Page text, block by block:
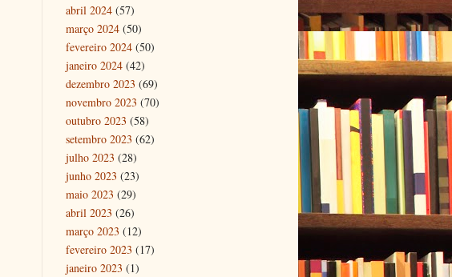
abril 2024 (57)
março 2024 (50)
fevereiro 2024 (50)
janeiro 2024 (42)
dezembro 2023 (69)
novembro 2023 (70)
outubro 2023 (58)
setembro 2023 (62)
julho 2023 (28)
junho 2023 (23)
maio 2023 (29)
abril 2023 (26)
março 2023 (12)
fevereiro 2023 (17)
janeiro 2023 (1)